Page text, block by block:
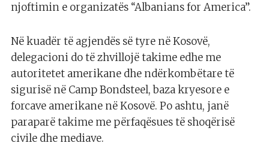
njoftimin e organizatës “Albanians for America”.
Në kuadër të agjendës së tyre në Kosovë,
delegacioni do të zhvillojë takime edhe me
autoritetet amerikane dhe ndërkombëtare të
sigurisë në Camp Bondsteel, baza kryesore e
forcave amerikane në Kosovë. Po ashtu, janë
paraparë takime me përfaqësues të shoqërisë
civile dhe mediave.